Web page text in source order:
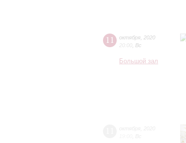
11 октября 2020
20:00 Вс
Большой зал